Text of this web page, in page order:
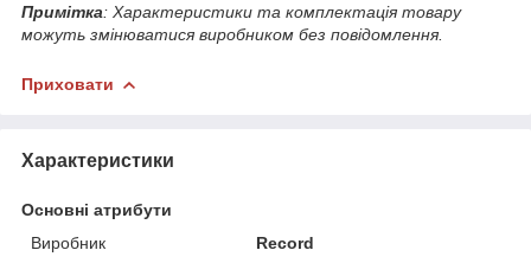
Примітка: Характеристики та комплектація товару
можуть змінюватися виробником без повідомлення.
Приховати
Характеристики
Основні атрибути
Виробник
Record